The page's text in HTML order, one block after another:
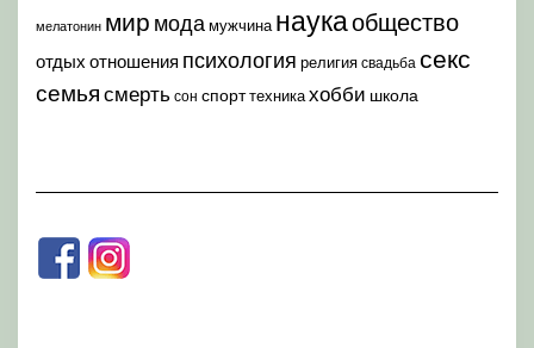
мелатонин мир модамужчина наукаобщество
отдых отношения психология религия свадьба секс
семья смерть сон спорттехникахобби школа